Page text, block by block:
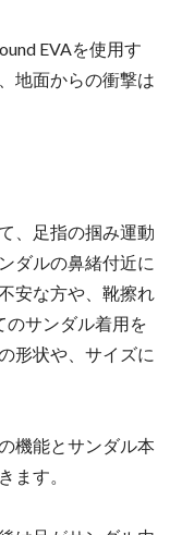
EVAを使用す
地面からの衝撃は
、足指の掴み運動
ダルの鼻緒付近に
安な方や、靴擦れ
のサンダル着用を
形状や、サイズに
機能とサンダル本
ます。